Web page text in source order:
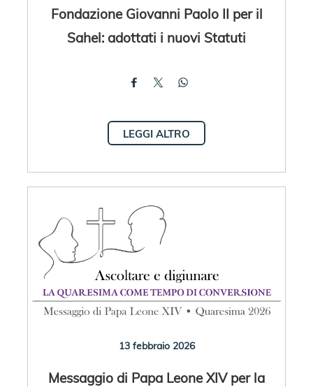
Fondazione Giovanni Paolo II per il
Sahel: adottati i nuovi Statuti
LEGGI ALTRO
13 febbraio 2026
Messaggio di Papa Leone XIV per la